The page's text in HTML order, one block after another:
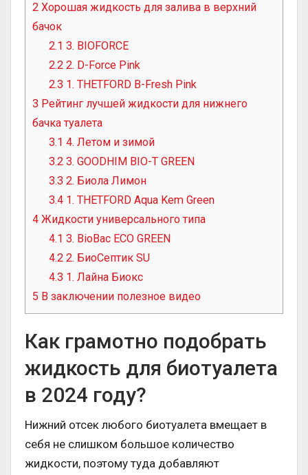
2 Хорошая жидкость для залива в верхний
бачок
2.1 3. BIOFORCE
2.2 2. D-Force Pink
2.3 1. THETFORD B-Fresh Pink
3 Рейтинг лучшей жидкости для нижнего
бачка туалета
3.1 4. Летом и зимой
3.2 3. GOODHIM BIO-T GREEN
3.3 2. Биола Лимон
3.4 1. THETFORD Aqua Kem Green
4 Жидкости универсального типа
4.1 3. BioBac ECO GREEN
4.2 2. БиоСептик SU
4.3 1. Лайна Биокс
5 В заключении полезное видео
Как грамотно подобрать
жидкость для биотуалета
в 2024 году?
Нижний отсек любого биотуалета вмещает в
себя не слишком большое количество
жидкости, поэтому туда добавляют